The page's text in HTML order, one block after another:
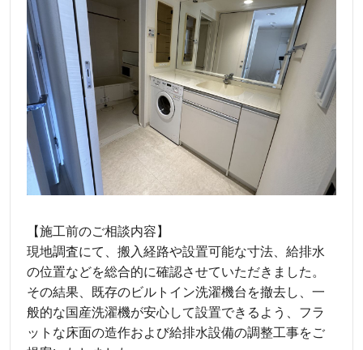
【施工前のご相談内容】
現地調査にて、搬入経路や設置可能な寸法、給排水
の位置などを総合的に確認させていただきました。
その結果、既存のビルトイン洗濯機台を撤去し、一
般的な国産洗濯機が安心して設置できるよう、フラ
ットな床面の造作および給排水設備の調整工事をご